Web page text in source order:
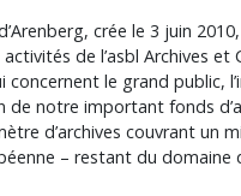
crée le 3 juin
de l’asbl Archives et
concernent le grand public,
de notre important fonds
d’archives couvrant un
– restant du domaine